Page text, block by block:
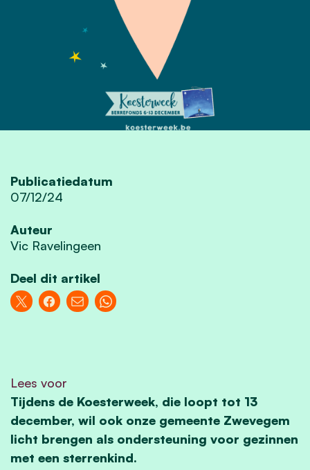
Publicatiedatum
07/12/24
Auteur
Vic Ravelingeen
Deel dit artikel
Lees voor
Tijdens de Koesterweek, die loopt tot 13
december, wil ook onze gemeente Zwevegem
licht brengen als ondersteuning voor gezinnen
met een sterrenkind.